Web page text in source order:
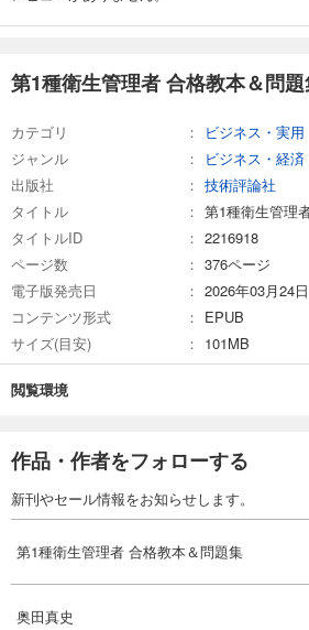
年目に突入。「より分かりやすく」をモット
出。
ックス線作業主任者など。
第1種衛生管理者 合格教本＆問
カテゴリ
ビジネス・実用
ジャンル
ビジネス・経済
出版社
技術評論社
タイトル
第1種衛生管理
タイトルID
2216918
ページ数
376ページ
電子版発売日
2026年03月24日
コンテンツ形式
EPUB
サイズ(目安)
101MB
閲覧環境
作品・作者をフォローする
新刊やセール情報をお知らせします。
第1種衛生管理者 合格教本＆問題集
奥田真史